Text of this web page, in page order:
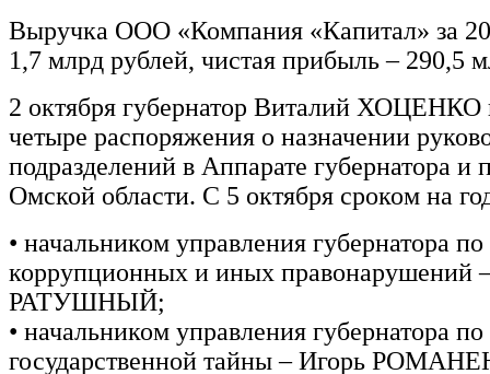
Выручка ООО «Компания «Капитал» за
1,7 млрд рублей, чистая прибыль – 290,5
2 октября губернатор Виталий ХОЦЕНКО
четыре распоряжения о назначении
подразделений в Аппарате губернатора и
Омской области. С 5 октября сроком на
• начальником управления губернатора
коррупционных и иных правонарушений
РАТУШНЫЙ;
• начальником управления губернатора
государственной тайны – Игорь